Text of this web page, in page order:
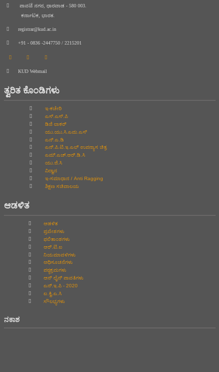
ಪಾವಟೆ ನಗರ, ಧಾರವಾಡ - 580 003.
ಕರ್ನಾಟಕ, ಭಾರತ.
registrar@kud.ac.in
+91 - 0836 -2447750 / 2215201
KUD Webmail
ತ್ವರಿತ ಕೊಂಡಿಗಳು
ಇ-ಕಚೇರಿ
ಎಸ್.ಎಸ್.ಪಿ
ಡಿಜಿ ಲಾಕರ್
ಯು.ಯು.ಸಿ.ಎಮ.ಎಸ್
ಎನ್.ಎ.ಡಿ
ಎನ್.ಪಿ.ಟಿ.ಇ.ಎಲ್‌ ಉಪನ್ಯಾಸ ಚಿತ್ರ
ಎಮ್.ಎಚ್.ಆರ್.ಡಿ.ಸಿ
ಯು.ಜಿ.ಸಿ
ವಿದ್ವಾನ
ಇ-ಸಮಾಧಾನ / Anti Ragging
ಶಿಕ್ಷಣ ಸಚಿವಾಲಯ
ಆಡಳಿತ
ಆಡಳಿತ
ಪ್ರವೇಶಗಳು
ಫಲಿತಾಂಶಗಳು
ಆರ್.ಟಿ.ಐ
ನಿಯಮಾವಳಿಗಳು
ಅಧಿಸೂಚನೆಗಳು
ಪಠ್ಯಕ್ರಮಗಳು
ಆನ್‌ ಲೈನ್‌ ಪಾವತಿಗಳು
ಎನ್.ಇ.ಪಿ - 2020
ಐ.ಕ್ವಿ.ಎ.ಸಿ
ಸೌಲಭ್ಯಗಳು
ನಕಾಶ